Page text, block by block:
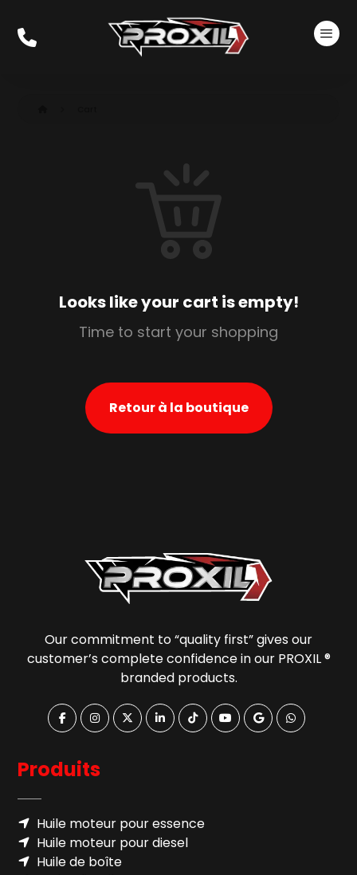
Looks like your cart is empty!
Time to start your shopping
Retour à la boutique
Our commitment to “quality first” gives our
customer’s complete confidence in our PROXIL ®
branded products.
Produits
Huile moteur pour essence
Huile moteur pour diesel
Huile de boîte